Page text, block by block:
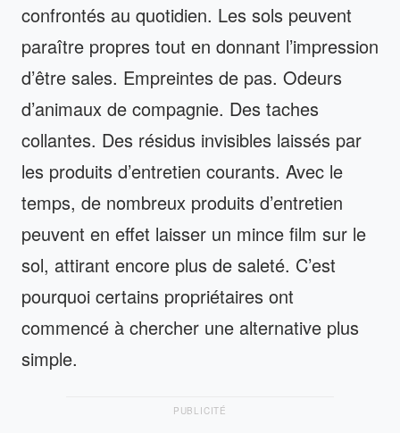
confrontés au quotidien. Les sols peuvent
paraître propres tout en donnant l’impression
d’être sales. Empreintes de pas. Odeurs
d’animaux de compagnie. Des taches
collantes. Des résidus invisibles laissés par
les produits d’entretien courants. Avec le
temps, de nombreux produits d’entretien
peuvent en effet laisser un mince film sur le
sol, attirant encore plus de saleté. C’est
pourquoi certains propriétaires ont
commencé à chercher une alternative plus
simple.
PUBLICITÉ